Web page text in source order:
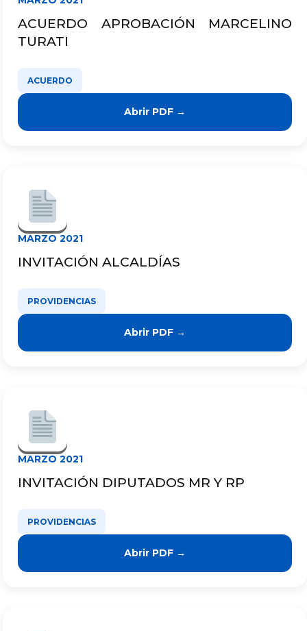
ACUERDO APROBACIÓN MARCELINO
TURATI
ACUERDO
Abrir PDF →
MARZO 2021
INVITACIÓN ALCALDÍAS
PROVIDENCIAS
Abrir PDF →
MARZO 2021
INVITACIÓN DIPUTADOS MR Y RP
PROVIDENCIAS
Abrir PDF →